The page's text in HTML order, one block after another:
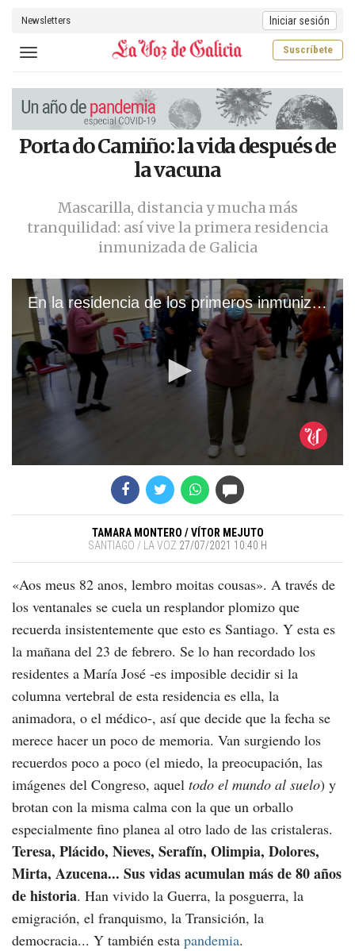
Newsletters Iniciar sesión
Toggle navigation Suscríbete
Porta do Camiño: la vida después de
la vacuna
Mascarilla, distancia y mucha más
tranquilidad: así vive la primera residencia
inmunizada de Galicia
En la residencia de los primeros inmunizados gallegos: «Os que non a queren poñer son uns parvos»
TAMARA MONTERO
VÍTOR MEJUTO
SANTIAGO / LA VOZ 27/07/2021 10:40 H
«Aos meus 82 anos, lembro moitas cousas». A través de
los ventanales se cuela un resplandor plomizo que
recuerda insistentemente que esto es Santiago. Y esta es
la mañana del 23 de febrero. Se lo han recordado los
residentes a María José -es imposible decidir si la
columna vertebral de esta residencia es ella, la
animadora, o el médico-, así que decide que la fecha se
merece hacer un poco de memoria. Van surgiendo los
recuerdos poco a poco (el miedo, la preocupación, las
imágenes del Congreso, aquel todo el mundo al suelo) y
brotan con la misma calma con la que un orballo
especialmente fino planea al otro lado de las cristaleras.
Teresa, Plácido, Nieves, Serafín, Olimpia, Dolores,
Mirta, Azucena... Sus vidas acumulan más de 80 años
de historia. Han vivido la Guerra, la posguerra, la
emigración, el franquismo, la Transición, la
democracia... Y también esta pandemia.